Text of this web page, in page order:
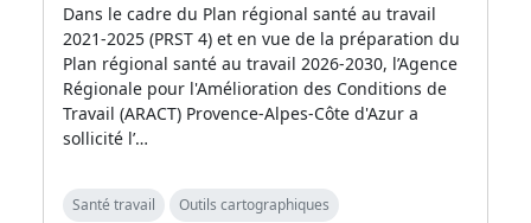
Dans le cadre du Plan régional santé au travail
2021-2025 (PRST 4) et en vue de la préparation du
Plan régional santé au travail 2026-2030, l’Agence
Régionale pour l'Amélioration des Conditions de
Travail (ARACT) Provence-Alpes-Côte d'Azur a
sollicité l’…
Santé travail Outils cartographiques